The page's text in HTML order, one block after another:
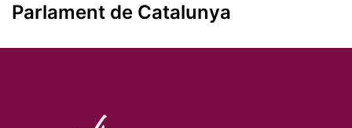
Parlament de Catalunya